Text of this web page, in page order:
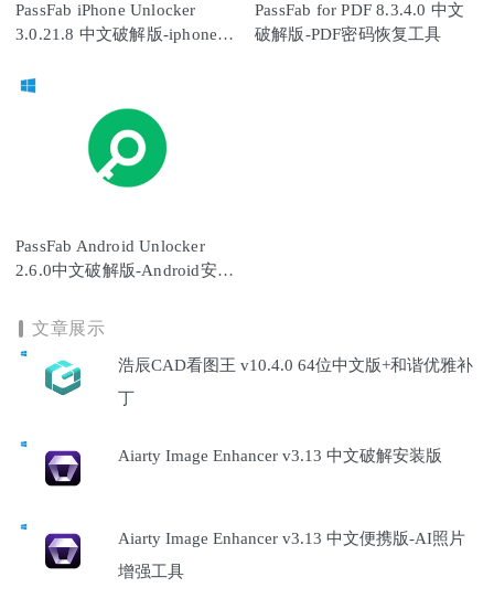
PassFab iPhone Unlocker
3.0.21.8 中文破解版-iphone密
PassFab for PDF 8.3.4.0 中文
破解版-PDF密码恢复工具
PassFab Android Unlocker
2.6.0中文破解版-Android安卓
文章展示
浩辰CAD看图王 v10.4.0 64位中文版+和谐优雅补
丁
Aiarty Image Enhancer v3.13 中文破解安装版
Aiarty Image Enhancer v3.13 中文便携版-AI照片
增强工具